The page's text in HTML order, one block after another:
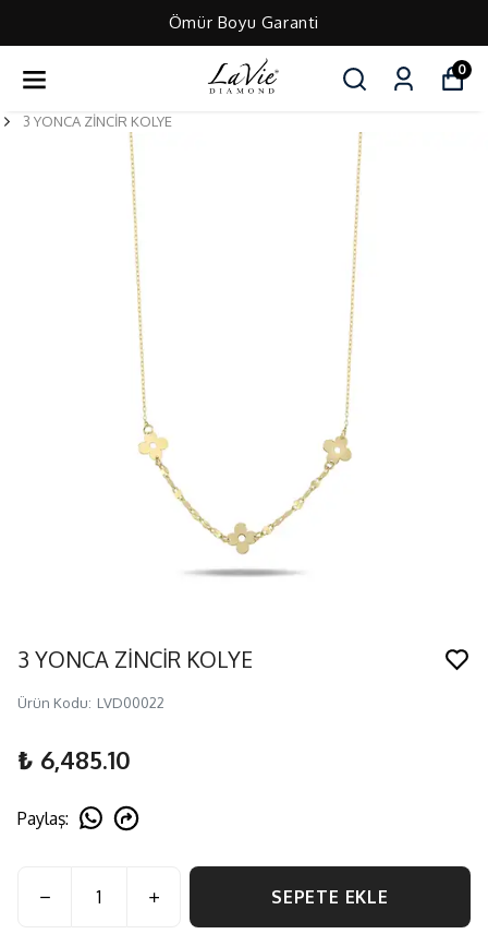
Ömür Boyu Garanti
0
3 YONCA ZİNCİR KOLYE
3 YONCA ZİNCİR KOLYE
Ürün Kodu: LVD00022
₺ 6,485.10
Paylaş:
SEPETE EKLE